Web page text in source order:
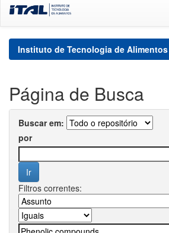
navigation
Instituto de Tecnologia de Alimentos
Página de Busca
Buscar em:
por
Filtros correntes: